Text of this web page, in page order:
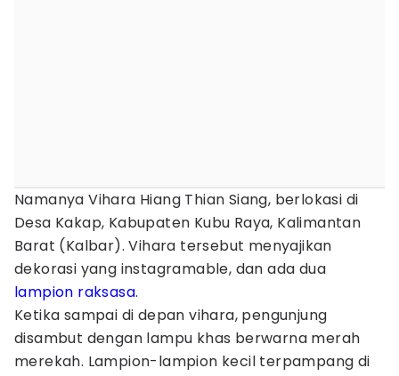
Namanya Vihara Hiang Thian Siang, berlokasi di
Desa Kakap, Kabupaten Kubu Raya, Kalimantan
Barat (Kalbar). Vihara tersebut menyajikan
dekorasi yang instagramable, dan ada dua
lampion raksasa.
Ketika sampai di depan vihara, pengunjung
disambut dengan lampu khas berwarna merah
merekah. Lampion-lampion kecil terpampang di